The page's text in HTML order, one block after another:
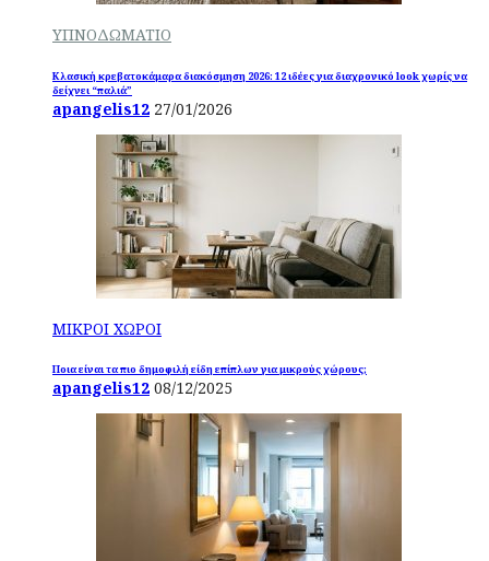
ΥΠΝΟΔΩΜΑΤΙΟ
Κλασική κρεβατοκάμαρα διακόσμηση 2026: 12 ιδέες για διαχρονικό look χωρίς να
δείχνει “παλιά”
apangelis12 27/01/2026
ΜΙΚΡΟΙ ΧΩΡΟΙ
Ποια είναι τα πιο δημοφιλή είδη επίπλων για μικρούς χώρους;
apangelis12 08/12/2025